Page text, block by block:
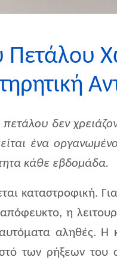
Πετάλου
δεν
ένα
κάθε εβδομάδα.
καταστροφική.
η
αληθές. Η
των ρήξεων